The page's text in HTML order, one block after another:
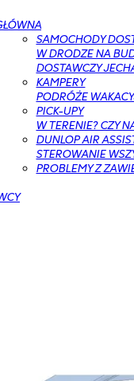
SAMOCHODY
W DRODZE NA
DOSTAWCZY
KAMPERY
PODRÓŻE
PICK-UPY
W TERENIE? CZY
DUNLOP AIR
STEROWANIE
PROBLEMY Z